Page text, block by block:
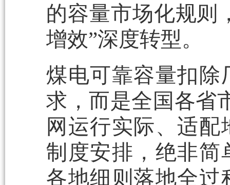
的容量市场化规则
增效”深度转型。
煤电可靠容量扣除
求，而是全国各省
网运行实际、适
制度安排，绝非简
各地细则落地全过